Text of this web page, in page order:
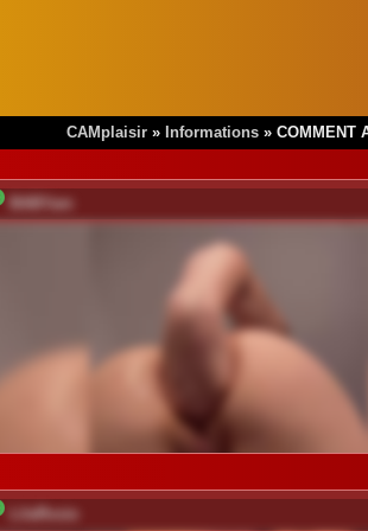
CAMplaisir » Informations » COMMENT
BABYam
LilaRosie